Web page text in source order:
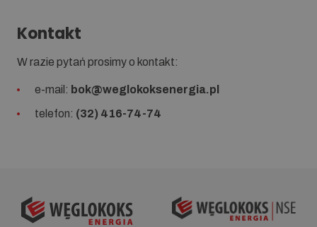
Kontakt
W razie pytań prosimy o kontakt:
e-mail: bok@weglokoksenergia.pl
telefon: (32) 416-74-74